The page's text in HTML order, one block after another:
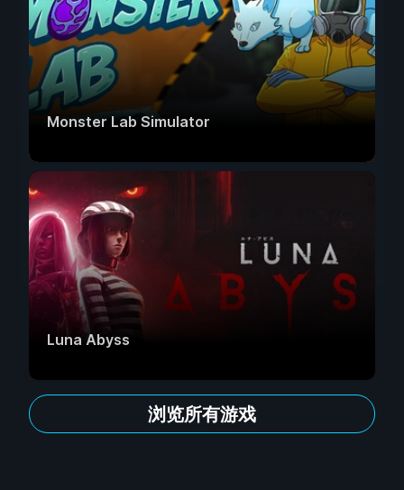
Monster Lab Simulator
Luna Abyss
浏览所有游戏